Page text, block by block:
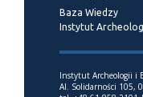
Baza Wiedzy
Instytut
Instytut Archeologii i
Al. Solidarności 105,